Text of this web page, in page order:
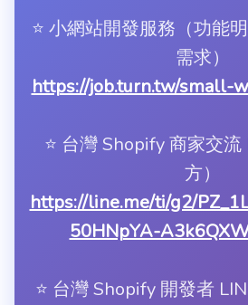
⭐️ 小網站開發服務（功能
需求）
https://job.turn.tw/small-
⭐️ 台灣 Shopify 商家交
方）
https://line.me/ti/g2/
50HNpYA-
⭐️ 台灣 Shopify 開發者